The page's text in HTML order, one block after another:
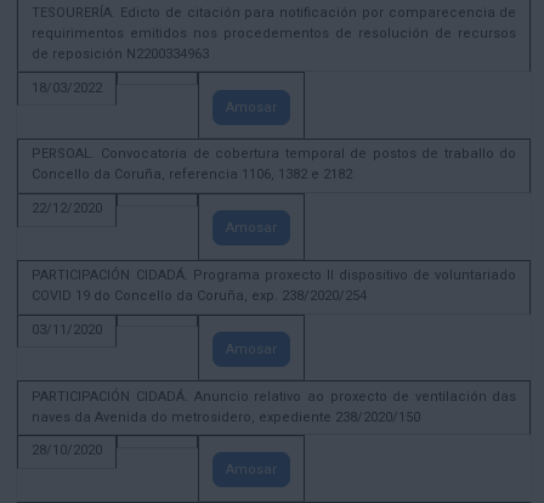
TESOURERÍA. Edicto de citación para notificación por comparecencia de
requirimentos emitidos nos procedementos de resolución de recursos
de reposición N2200334963
18/03/2022
Amosar
PERSOAL. Convocatoria de cobertura temporal de postos de traballo do
Concello da Coruña, referencia 1106, 1382 e 2182
22/12/2020
Amosar
PARTICIPACIÓN CIDADÁ. Programa proxecto II dispositivo de voluntariado
COVID 19 do Concello da Coruña, exp. 238/2020/254
03/11/2020
Amosar
PARTICIPACIÓN CIDADÁ. Anuncio relativo ao proxecto de ventilación das
naves da Avenida do metrosidero, expediente 238/2020/150
28/10/2020
Amosar